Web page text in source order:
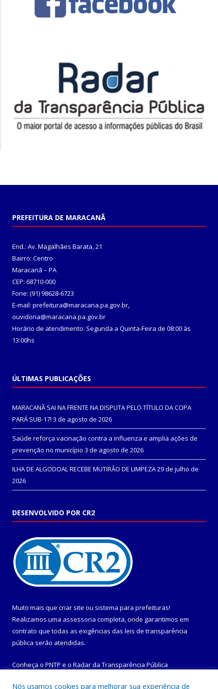
PREFEITURA DE MARACANÃ
End.: Av. Magalhães Barata, 21
Bairro: Centro
Maracanã – PA
CEP: 68710-000
Fone: (91) 98628-6723
E-mail: prefeitura@maracana.pa.gov.br,
ouvidoria@maracana.pa.gov.br
Horário de atendimento: Segunda a Quinta-Feira de 08:00 às
13:00hs
ÚLTIMAS PUBLICAÇÕES
MARACANÃ SAI NA FRENTE NA DISPUTA PELO TÍTULO DA COPA
PARÁ SUB-17! 3 de agosto de 2026
Saúde reforça vacinação contra a influenza e amplia ações de
prevenção no município 3 de agosto de 2026
ILHA DE ALGODOAL RECEBE MUTIRÃO DE LIMPEZA29 de julho de
2026
DESENVOLVIDO POR CR2
Muito mais que criar site ou sistema para prefeituras!
Realizamos uma assessoria completa, onde garantimos em
contrato que todas as exigências das leis de transparência
pública serão atendidas.
Conheça o PNTP e o Radar da Transparência Pública
Nós usamos cookies para melhorar sua experiência de